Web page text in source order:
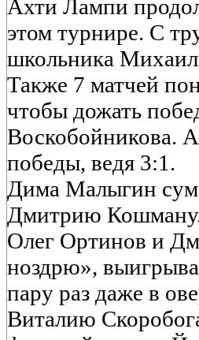
Ахти Лампи
этом турнире. С
школьника
Также 7 матчей
чтобы дожать
Воскобойникова.
победы, ведя 3:1.
Дима Малыгин
Дмитрию Кошману.
Олег Ортинов и
ноздрю»,
пару раз даже в
Виталию